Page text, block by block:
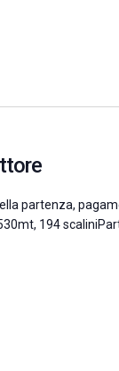
partenza,
194